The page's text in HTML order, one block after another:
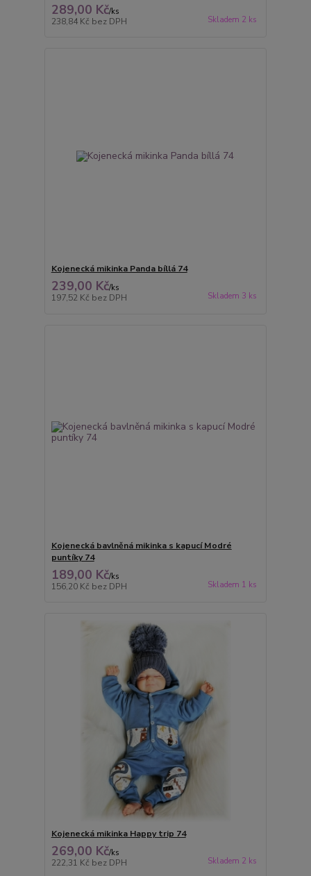
289,00 Kč/ks
238,84 Kč bez DPH Skladem 2 ks
Kojenecká mikinka Panda bíllá 74
239,00 Kč/ks
197,52 Kč bez DPH Skladem 3 ks
Kojenecká bavlněná mikinka s kapucí Modré
puntíky 74
189,00 Kč/ks
156,20 Kč bez DPH Skladem 1 ks
Kojenecká mikinka Happy trip 74
269,00 Kč/ks
222,31 Kč bez DPH Skladem 2 ks